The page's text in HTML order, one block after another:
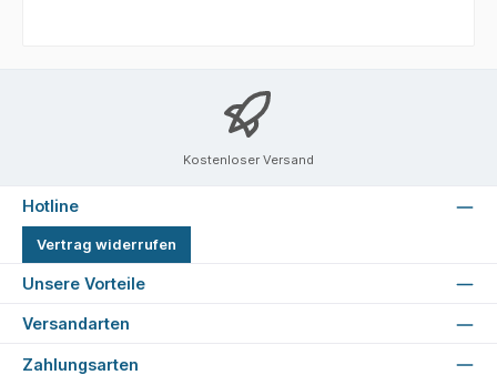
Kostenloser Versand
Hotline
Vertrag widerrufen
Unsere Vorteile
Versandarten
Zahlungsarten